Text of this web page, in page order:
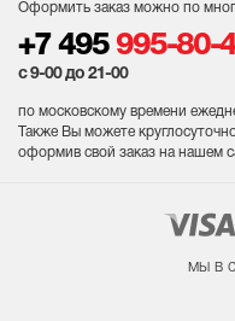
Оформить заказ можно по
+7 495 995-80-
с 9-00 до 21-00
по московскому времени
Также Вы можете
оформив свой заказ на нашем
мы в